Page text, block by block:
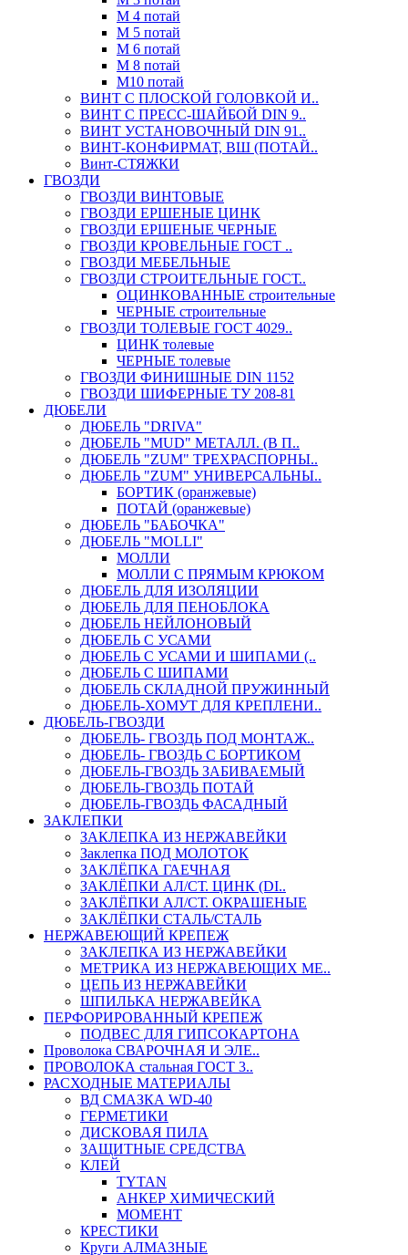
М 4 потай
М 5 потай
М 6 потай
М 8 потай
М10 потай
ВИНТ С ПЛОСКОЙ ГОЛОВКОЙ И..
ВИНТ С ПРЕСС-ШАЙБОЙ DIN 9..
ВИНТ УСТАНОВОЧНЫЙ DIN 91..
ВИНТ-КОНФИРМАТ, ВШ (ПОТАЙ..
Винт-СТЯЖКИ
ГВОЗДИ
ГВОЗДИ ВИНТОВЫЕ
ГВОЗДИ ЕРШЕНЫЕ ЦИНК
ГВОЗДИ ЕРШЕНЫЕ ЧЕРНЫЕ
ГВОЗДИ КРОВЕЛЬНЫЕ ГОСТ ..
ГВОЗДИ МЕБЕЛЬНЫЕ
ГВОЗДИ СТРОИТЕЛЬНЫЕ ГОСТ..
ОЦИНКОВАННЫЕ строительные
ЧЕРНЫЕ строительные
ГВОЗДИ ТОЛЕВЫЕ ГОСТ 4029..
ЦИНК толевые
ЧЕРНЫЕ толевые
ГВОЗДИ ФИНИШНЫЕ DIN 1152
ГВОЗДИ ШИФЕРНЫЕ ТУ 208-81
ДЮБЕЛИ
ДЮБЕЛЬ "DRIVA"
ДЮБЕЛЬ "MUD" МЕТАЛЛ. (В П..
ДЮБЕЛЬ "ZUM" ТРЕХРАСПОРНЫ..
ДЮБЕЛЬ "ZUM" УНИВЕРСАЛЬНЫ..
БОРТИК (оранжевые)
ПОТАЙ (оранжевые)
ДЮБЕЛЬ "БАБОЧКА"
ДЮБЕЛЬ "МOLLI"
МОЛЛИ
МОЛЛИ С ПРЯМЫМ КРЮКОМ
ДЮБЕЛЬ ДЛЯ ИЗОЛЯЦИИ
ДЮБЕЛЬ ДЛЯ ПЕНОБЛОКА
ДЮБЕЛЬ НЕЙЛОНОВЫЙ
ДЮБЕЛЬ С УСАМИ
ДЮБЕЛЬ С УСАМИ И ШИПАМИ (..
ДЮБЕЛЬ С ШИПАМИ
ДЮБЕЛЬ СКЛАДНОЙ ПРУЖИННЫЙ
ДЮБЕЛЬ-ХОМУТ ДЛЯ КРЕПЛЕНИ..
ДЮБЕЛЬ-ГВОЗДИ
ДЮБЕЛЬ- ГВОЗДЬ ПОД МОНТАЖ..
ДЮБЕЛЬ- ГВОЗДЬ С БОРТИКОМ
ДЮБЕЛЬ-ГВОЗДЬ ЗАБИВАЕМЫЙ
ДЮБЕЛЬ-ГВОЗДЬ ПОТАЙ
ДЮБЕЛЬ-ГВОЗДЬ ФАСАДНЫЙ
ЗАКЛЕПКИ
ЗАКЛЕПКА ИЗ НЕРЖАВЕЙКИ
Заклепка ПОД МОЛОТОК
ЗАКЛЁПКА ГАЕЧНАЯ
ЗАКЛЁПКИ АЛ/СТ. ЦИНК (DI..
ЗАКЛЁПКИ АЛ/СТ. ОКРАШЕНЫЕ
ЗАКЛЁПКИ СТАЛЬ/СТАЛЬ
НЕРЖАВЕЮЩИЙ КРЕПЕЖ
ЗАКЛЕПКА ИЗ НЕРЖАВЕЙКИ
МЕТРИКА ИЗ НЕРЖАВЕЮЩИХ МЕ..
ЦЕПЬ ИЗ НЕРЖАВЕЙКИ
ШПИЛЬКА НЕРЖАВЕЙКА
ПЕРФОРИРОВАННЫЙ КРЕПЕЖ
ПОДВЕС ДЛЯ ГИПСОКАРТОНА
Проволока СВАРОЧНАЯ И ЭЛЕ..
ПРОВОЛОКА стальная ГОСТ 3..
РАСХОДНЫЕ МАТЕРИАЛЫ
ВД СМАЗКА WD-40
ГЕРМЕТИКИ
ДИСКОВАЯ ПИЛА
ЗАЩИТНЫЕ СРЕДСТВА
КЛЕЙ
TYTAN
АНКЕР ХИМИЧЕСКИЙ
МОМЕНТ
КРЕСТИКИ
Круги АЛМАЗНЫЕ